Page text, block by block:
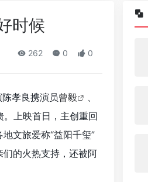
时候
262 0 0
孝良携演员曾毅
、
上映首日，主创重回
文旅爱称“益阳千玺”
的火热支持，还被阿